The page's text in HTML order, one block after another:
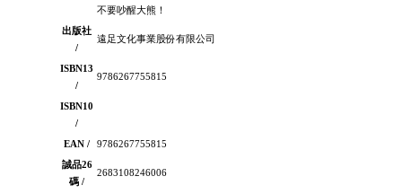
不要吵醒大熊！
出版社
/
遠足文化事業股份有限公司
ISBN13
/
9786267755815
ISBN10
/
EAN /
9786267755815
誠品26
碼 /
2683108246006